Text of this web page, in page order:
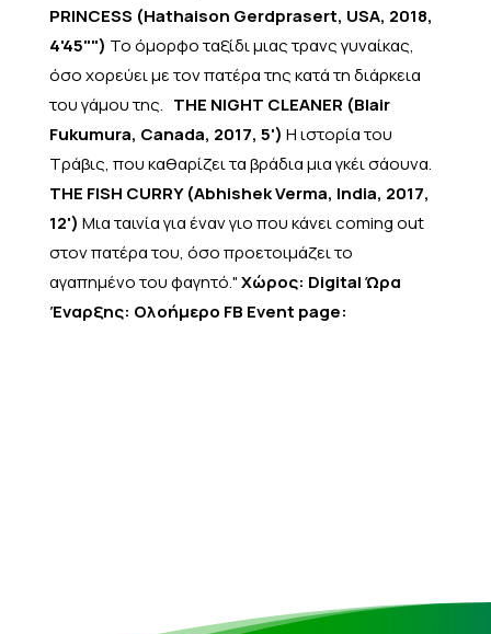
PRINCESS (Hathaison Gerdprasert, USA, 2018,
4'45"") Το όμορφο ταξίδι μιας τρανς γυναίκας,
όσο χορεύει με τον πατέρα της κατά τη διάρκεια
του γάμου της. THE NIGHT CLEANER (Blair
Fukumura, Canada, 2017, 5') Η ιστορία του
Τράβις, που καθαρίζει τα βράδια μια γκέι σάουνα.
THE FISH CURRY (Abhishek Verma, India, 2017,
12') Μια ταινία για έναν γιο που κάνει coming out
στον πατέρα του, όσο προετοιμάζει το
αγαπημένο του φαγητό."Χώρος: DigitalΏρα
Έναρξης: Ολοήμερο FB Event page: